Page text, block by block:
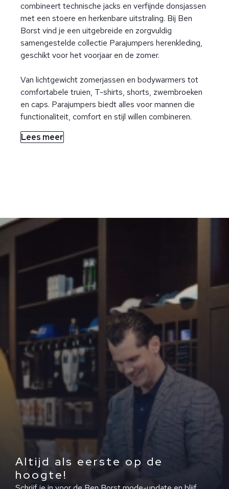
combineert technische jacks en verfijnde donsjassen
met een stoere en herkenbare uitstraling. Bij Ben
Borst vind je een uitgebreide en zorgvuldig
samengestelde collectie Parajumpers herenkleding,
geschikt voor het voorjaar en de zomer.
Van lichtgewicht zomerjassen en bodywarmers tot
comfortabele truien, T-shirts, shorts, zwembroeken
en caps. Parajumpers biedt alles voor mannen die
functionaliteit, comfort en stijl willen combineren.
Lees meer
Altijd als eerste op de
hoogte!